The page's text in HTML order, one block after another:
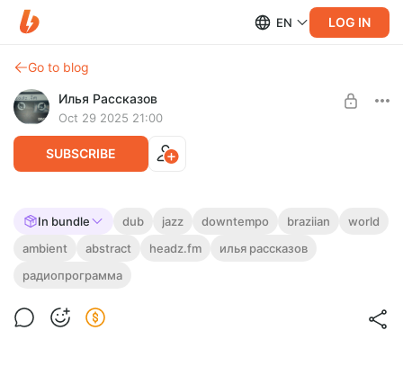
EN LOG IN
Go to blog
Илья Рассказов
Oct 29 2025 21:00
SUBSCRIBE
Headz.FM Selector #20: октябрь 2025
Октябрьский выпуск Селектора - формата, посвященного
Level required:
In bundle dub jazz downtempo braziian
world
ambient
abstract headz.fm
илья рассказов
радиопрограмма